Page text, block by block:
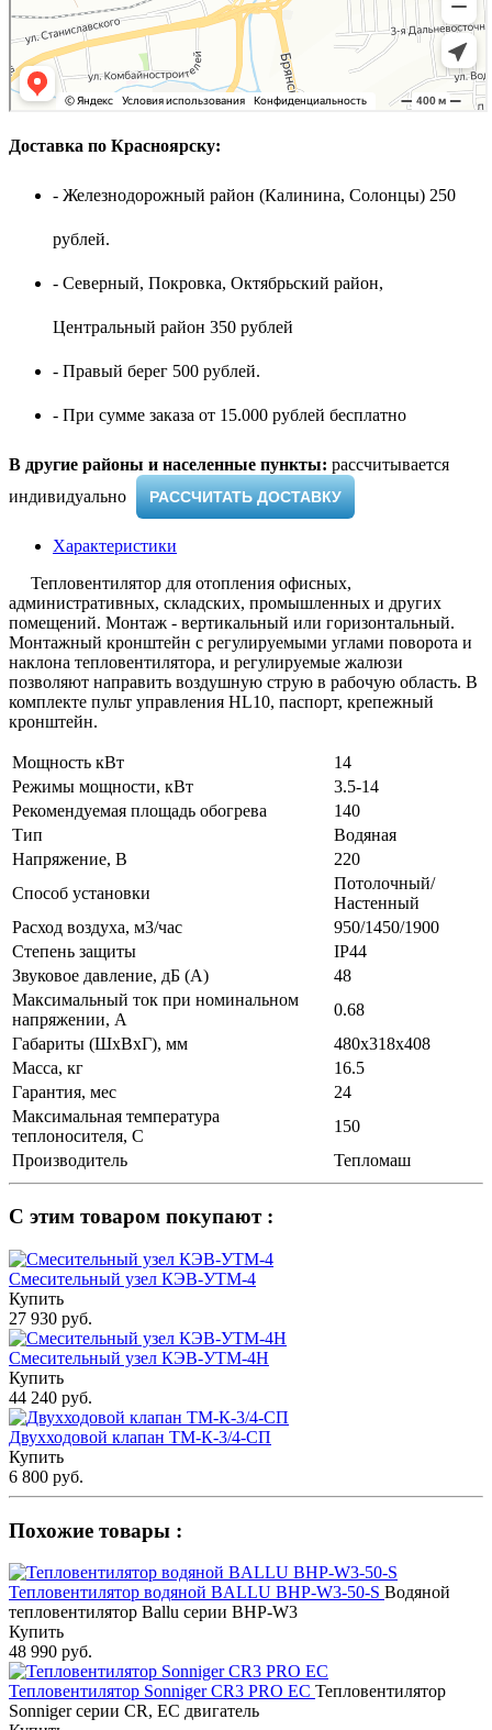
Доставка по Красноярску:
- Железнодорожный район (Калинина, Солонцы) 250
рублей.
- Северный, Покровка, Октябрьский район,
Центральный район 350 рублей
- Правый берег 500 рублей.
- При сумме заказа от 15.000 рублей бесплатно
В другие районы и населенные пункты: рассчитывается
индивидуально ​
РАССЧИТАТЬ ДОСТАВКУ
Характеристики
Тепловентилятор для отопления офисных,
административных, складских, промышленных и других
помещений. Монтаж - вертикальный или горизонтальный.
Монтажный кронштейн с регулируемыми углами поворота и
наклона тепловентилятора, и регулируемые жалюзи
позволяют направить воздушную струю в рабочую область. В
комплекте пульт управления HL10, паспорт, крепежный
кронштейн.
Мощность кВт
14
Режимы мощности, кВт
3.5-14
Рекомендуемая площадь обогрева
140
Тип
Водяная
Напряжение, В
220
Способ установки
Потолочный/
Настенный
Расход воздуха, м3/час
950/1450/1900
Степень защиты
IP44
Звуковое давление, дБ (А)
48
Максимальный ток при номинальном
напряжении, А
0.68
Габариты (ШхВхГ), мм
480х318х408
Масса, кг
16.5
Гарантия, мес
24
Максимальная температура
теплоносителя, С
150
Производитель
Тепломаш
С этим товаром покупают :
Смесительный узел КЭВ-УТМ-4
Купить
27 930 руб.
Смесительный узел КЭВ-УТМ-4Н
Купить
44 240 руб.
Двухходовой клапан ТМ-К-3/4-СП
Купить
6 800 руб.
Похожие товары :
Тепловентилятор водяной BALLU BHP-W3-50-S Водяной
тепловентилятор Ballu серии BHP-W3
Купить
48 990 руб.
Тепловентилятор Sonniger CR3 PRO EC Тепловентилятор
Sonniger серии CR, EC двигатель